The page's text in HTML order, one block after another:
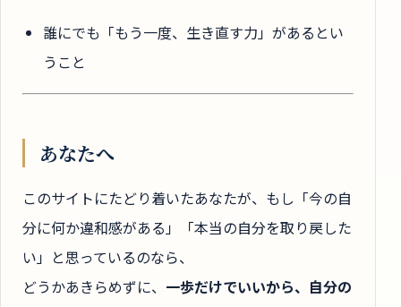
誰にでも「もう一度、生き直す力」があるとい
うこと
あなたへ
このサイトにたどり着いたあなたが、もし「今の自
分に何か違和感がある」「本当の自分を取り戻した
い」と思っているのなら、
どうかあきらめずに、 一歩だけでいいから、自分の